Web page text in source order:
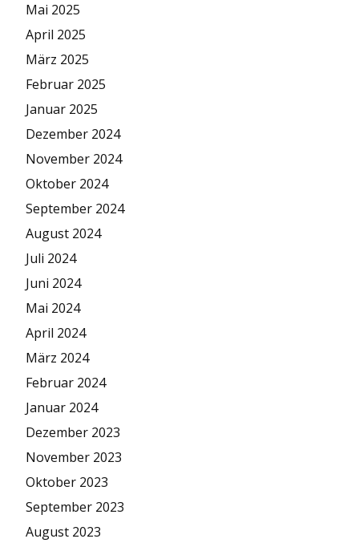
Mai 2025
April 2025
März 2025
Februar 2025
Januar 2025
Dezember 2024
November 2024
Oktober 2024
September 2024
August 2024
Juli 2024
Juni 2024
Mai 2024
April 2024
März 2024
Februar 2024
Januar 2024
Dezember 2023
November 2023
Oktober 2023
September 2023
August 2023